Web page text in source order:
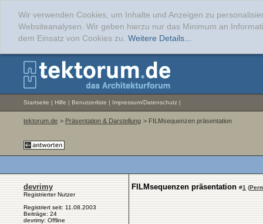
Wir verwenden Cookies, um Inhalte und Anzeigen zu
Websiteanalysen. Wir geben hierzu nur das Minimum an
dem Einsatz von Cookies zu. Weitere Details...
Startseite | Hilfe | Benutzerliste | Impressum/Datenschutz |
tektorum.de > Präsentation & Darstellung > FILMsequenzen präsentation
devrimy
Registrierter Nutzer
Registriert seit: 11.08.2003
Beiträge: 24
devrimy: Offline
FILMsequenzen präsentation #1 (